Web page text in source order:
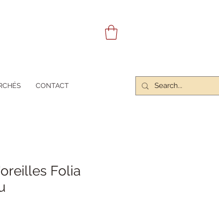
CONTACT
Folia